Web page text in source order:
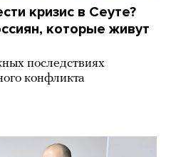
кризис в Сеуте?
которые живут
последствиях
конфликта